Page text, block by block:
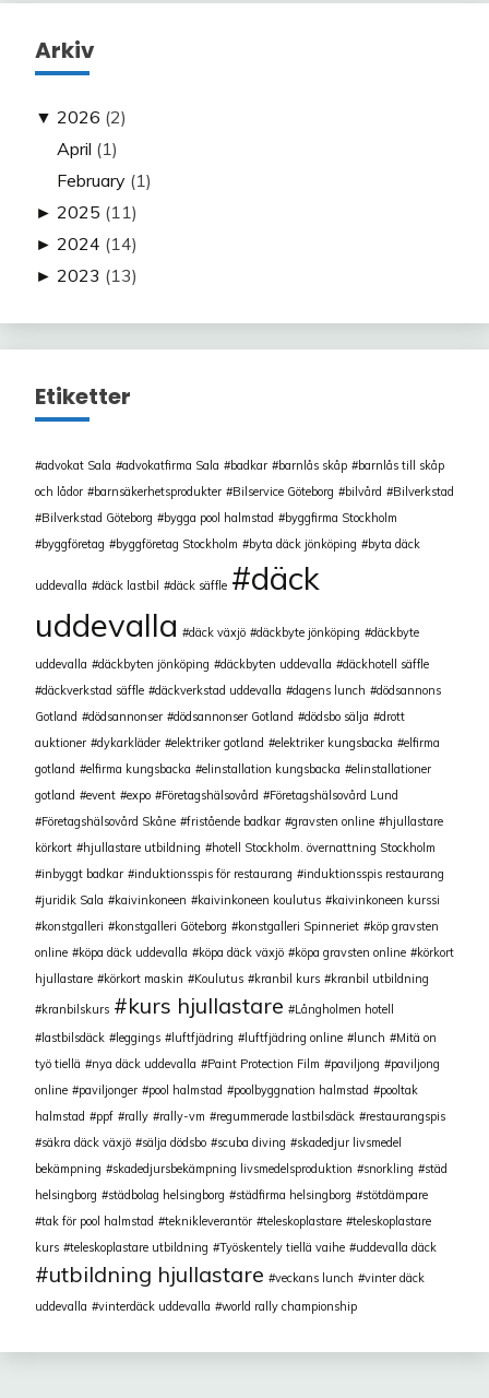
Arkiv
▼ 2026 (2)
April (1)
February (1)
► 2025 (11)
► 2024 (14)
► 2023 (13)
Etiketter
advokat Sala advokatfirma Sala badkar barnlås skåp
barnlås till skåp
och lådor
barnsäkerhetsprodukter Bilservice Göteborg bilvård
Bilverkstad
Bilverkstad Göteborg
bygga pool halmstad
byggfirma Stockholm
byggföretag
byggföretag Stockholm byta däck jönköping byta däck
uddevalla däck lastbil däck säffle
däck
uddevalla
däck växjö däckbyte jönköping däckbyte
uddevalla däckbyten jönköping däckbyten uddevalla
däckhotell säffle
däckverkstad säffle
däckverkstad uddevalla dagens lunch
dödsannons
Gotland
dödsannonser dödsannonser Gotland dödsbo sälja
drott
auktioner
dykarkläder elektriker gotland elektriker kungsbacka
elfirma
gotland
elfirma kungsbacka elinstallation kungsbacka
elinstallationer
gotland
event expo Företagshälsovård
Företagshälsovård Lund
Företagshälsovård Skåne
fristående badkar gravsten online
hjullastare
körkort
hjullastare utbildning
hotell Stockholm. övernattning Stockholm
inbyggt badkar
induktionsspis för restaurang
induktionsspis restaurang
juridik Sala
kaivinkoneen kaivinkoneen koulutus
kaivinkoneen kurssi
konstgalleri
konstgalleri Göteborg konstgalleri Spinneriet
köp gravsten
online
köpa däck uddevalla köpa däck växjö köpa gravsten online
körkort
hjullastare
körkort maskin Koulutus kranbil kurs
kranbil utbildning
kranbilskurs
kurs hjullastare
Långholmen hotell
lastbilsdäck
leggings luftfjädring luftfjädring online lunch
Mitä on
työ tiellä
nya däck uddevalla Paint Protection Film paviljong
paviljong
online
paviljonger pool halmstad poolbyggnation halmstad
pooltak
halmstad
ppf rally rally-vm regummerade lastbilsdäck
restaurangspis
säkra däck växjö
sälja dödsbo scuba diving
skadedjur livsmedel
bekämpning
skadedjursbekämpning livsmedelsproduktion snorkling
städ
helsingborg
städbolag helsingborg städfirma helsingborg
stötdämpare
tak för pool halmstad
teknikleverantör teleskoplastare
teleskoplastare
kurs
teleskoplastare utbildning Työskentely tiellä vaihe uddevalla däck
utbildning hjullastare veckans lunch
vinter däck
uddevalla
vinterdäck uddevalla world rally championship